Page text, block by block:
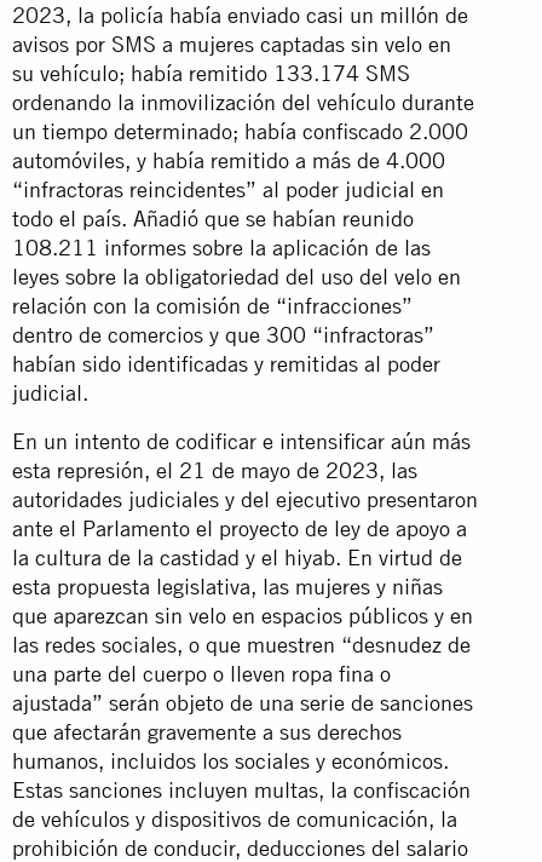
2023, la policía había enviado casi un millón de
avisos por SMS a mujeres captadas sin velo en
su vehículo; había remitido 133.174 SMS
ordenando la inmovilización del vehículo durante
un tiempo determinado; había confiscado 2.000
automóviles, y había remitido a más de 4.000
“infractoras reincidentes” al poder judicial en
todo el país. Añadió que se habían reunido
108.211 informes sobre la aplicación de las
leyes sobre la obligatoriedad del uso del velo en
relación con la comisión de “infracciones”
dentro de comercios y que 300 “infractoras”
habían sido identificadas y remitidas al poder
judicial.
En un intento de codificar e intensificar aún más
esta represión, el 21 de mayo de 2023, las
autoridades judiciales y del ejecutivo presentaron
ante el Parlamento el proyecto de ley de apoyo a
la cultura de la castidad y el hiyab. En virtud de
esta propuesta legislativa, las mujeres y niñas
que aparezcan sin velo en espacios públicos y en
las redes sociales, o que muestren “desnudez de
una parte del cuerpo o lleven ropa fina o
ajustada” serán objeto de una serie de sanciones
que afectarán gravemente a sus derechos
humanos, incluidos los sociales y económicos.
Estas sanciones incluyen multas, la confiscación
de vehículos y dispositivos de comunicación, la
prohibición de conducir, deducciones del salario